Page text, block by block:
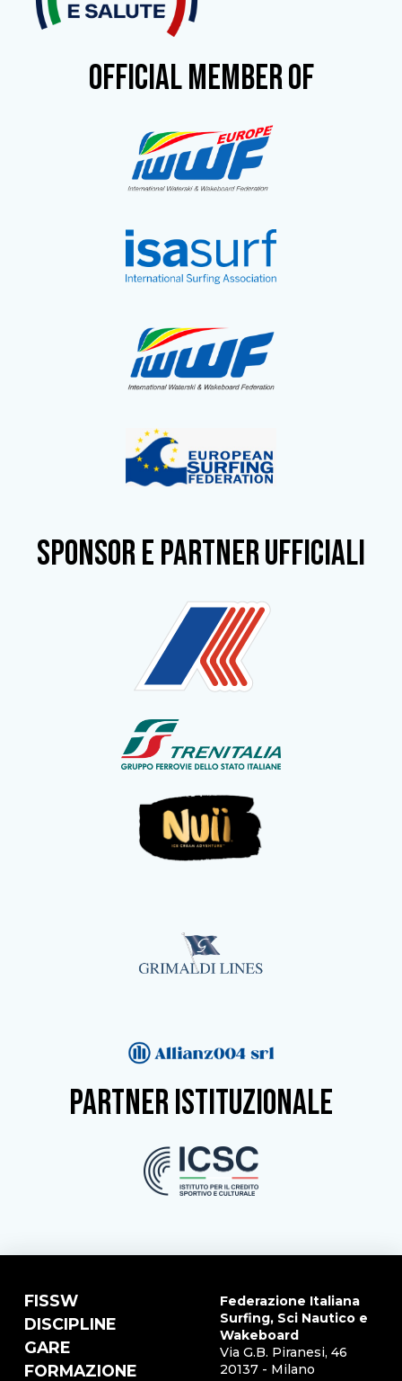
OFFICIAL MEMBER OF
SPONSOR e partner ufficiali
partner istituzionale
FISSW
DISCIPLINE
GARE
FORMAZIONE
Federazione Italiana
Surfing, Sci Nautico e
Wakeboard
Via G.B. Piranesi, 46
20137 - Milano